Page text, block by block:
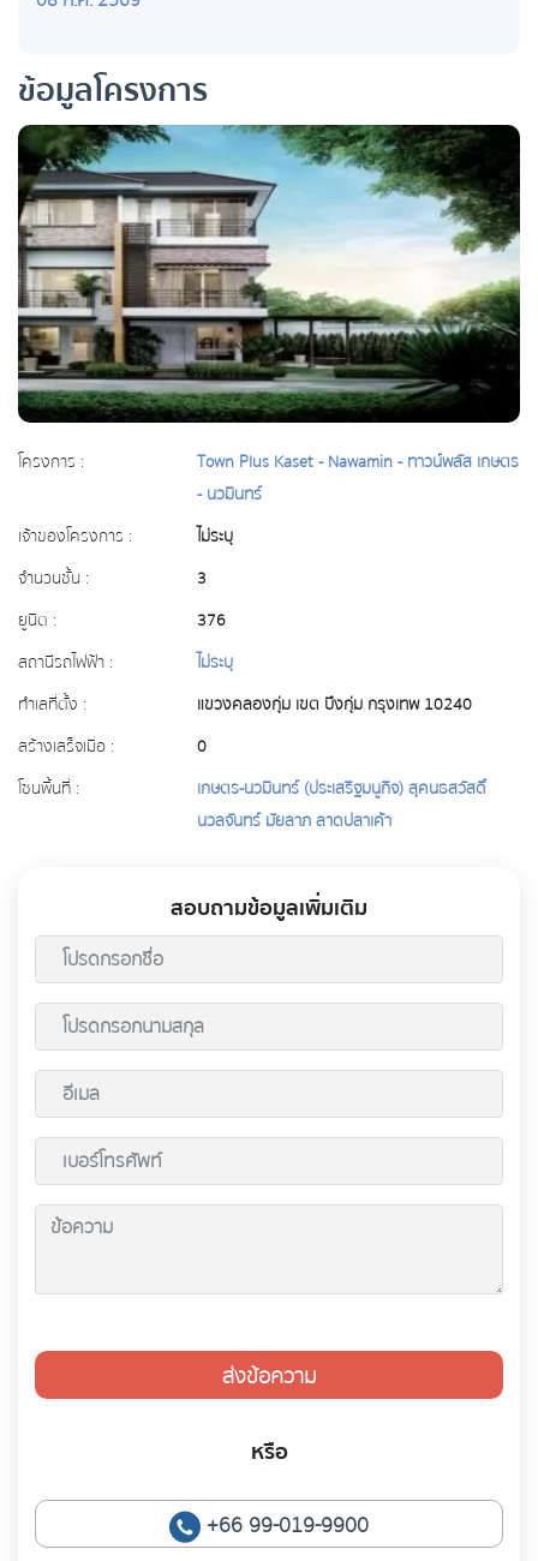
ข้อมูลโครงการ
โครงการ :
Town Plus Kaset - Nawamin - ทาวน์พลัส เกษตร
- นวมินทร์
เจ้าของโครงการ :
ไม่ระบุ
จำนวนชั้น :
3
ยูนิต :
376
สถานีรถไฟฟ้า :
ไม่ระบุ
ทำเลที่ตั้ง :
แขวงคลองกุ่ม เขต บึงกุ่ม กรุงเทพ 10240
สร้างเสร็จเมื่อ :
0
โซนพื้นที่ :
เกษตร-นวมินทร์ (ประเสริฐมนูกิจ) สุคนธสวัสดิ์
นวลจันทร์ มัยลาภ ลาดปลาเค้า
สอบถามข้อมูลเพิ่มเติม
ส่งข้อความ
หรือ
+66 99-019-9900